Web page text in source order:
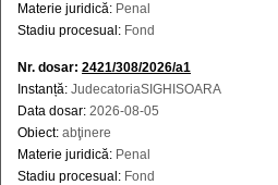
Materie juridică: Penal
Stadiu procesual: Fond
Nr. dosar: 2421/308/2026/a1
Instanță: JudecatoriaSIGHISOARA
Data dosar: 2026-08-05
Obiect: abţinere
Materie juridică: Penal
Stadiu procesual: Fond